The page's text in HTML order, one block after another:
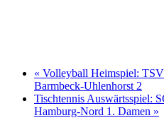
« Volleyball Heimspiel:
Barmbeck-Uhlenhorst 2
Tischtennis Auswärtsspiel:
Hamburg-Nord 1. Damen »